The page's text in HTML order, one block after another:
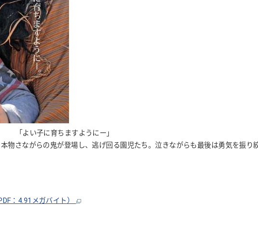
ようにー」
物さながらの鬼が登場し、逃げ回る園児たち。泣きながらも最後は勇気を振り
：4.91メガバイト）